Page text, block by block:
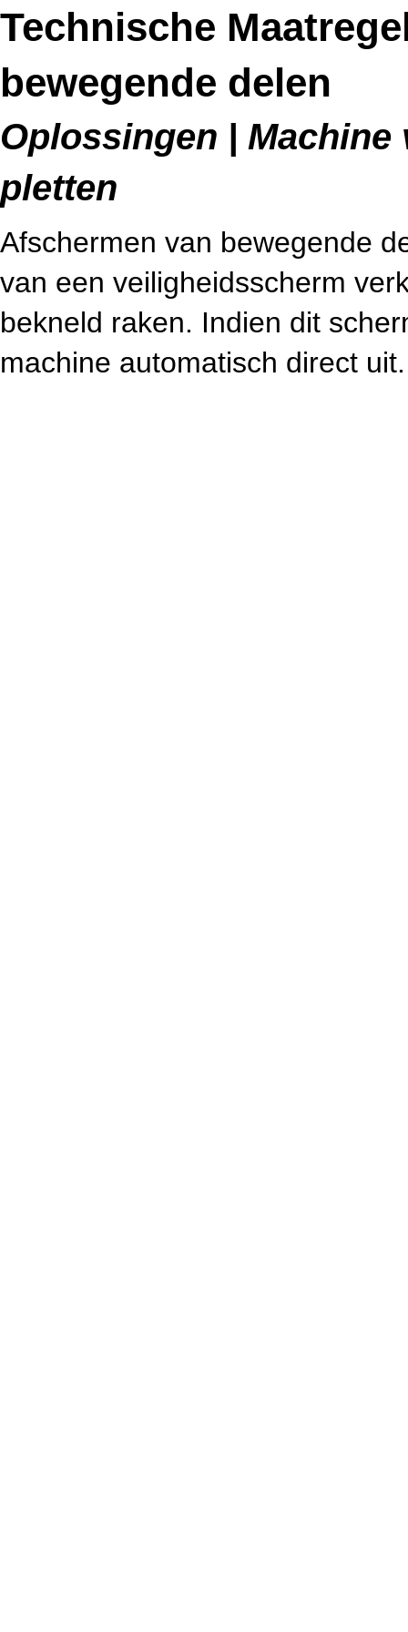
Technische
bewegende delen
Oplossingen |
pletten
Afschermen van bewegende
van een veiligheidsscherm
bekneld raken. Indien dit
machine automatisch direct uit.